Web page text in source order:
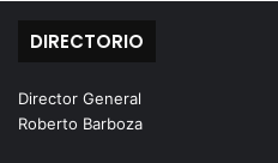
DIRECTORIO
Director General
Roberto Barboza